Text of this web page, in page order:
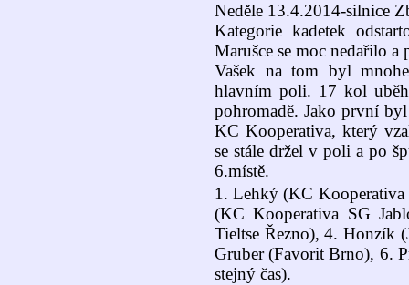
Neděle 13.4.2014-silnice
Kategorie kadetek
Marušce se moc nedařilo
Vašek na tom byl
hlavním poli. 17 kol
pohromadě. Jako první
KC Kooperativa, který
se stále držel v poli a po
6.místě.
1. Lehký (KC Kooperativa
(KC Kooperativa SG
Tieltse Řezno), 4. Honzík
Gruber (Favorit Brno), 6.
stejný čas).